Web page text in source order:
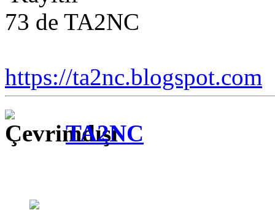
73 de TA2NC
https://ta2nc.blogspot.com
TA2NC